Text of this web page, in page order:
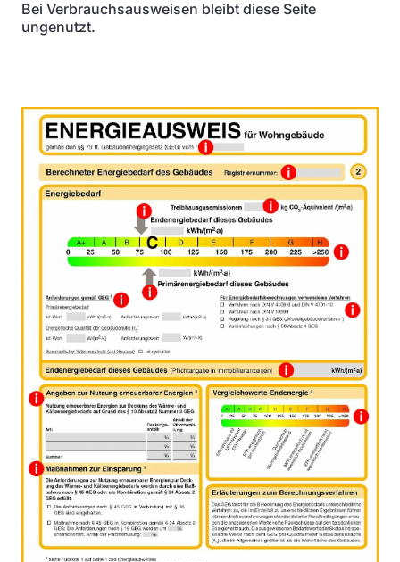
Bei Verbrauchsausweisen bleibt diese Seite
ungenutzt.